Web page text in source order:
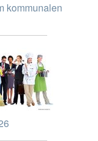
kommunalen